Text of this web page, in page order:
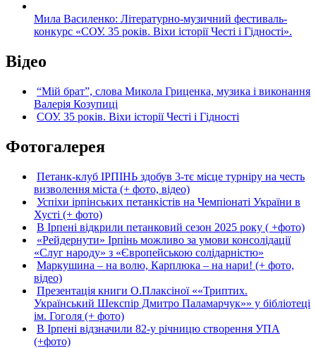
Мила Василенко: Літературно-музичний фестиваль-
конкурс «СОУ. 35 років. Віхи історії Честі і Гідності».
Відео
“Мій брат”, слова Микола Гриценка, музика і виконання
Валерія Козупиці
СОУ. 35 років. Віхи історії Честі і Гідності
Фотогалерея
Петанк-клуб ІРПІНЬ здобув 3-тє місце турніру на честь
визволення міста (+ фото, відео)
Успіхи ірпінських петанкістів на Чемпіонаті України в
Хусті (+ фото)
В Ірпені відкрили петанковий сезон 2025 року ( +фото)
«Рейдернути» Ірпінь можливо за умови консолідації
«Слуг народу» з «Європейською солідарністю»
Маркушина – на волю, Карплюка – на нари! (+ фото,
відео)
Презентація книги О.Плаксіної ««Триптих.
Український Шекспір Дмитро Паламарчук»» у бібліотеці
ім. Гоголя (+ фото)
В Ірпені відзначили 82-у річницю створення УПА
(+фото)